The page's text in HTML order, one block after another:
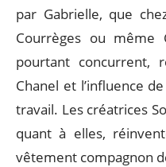
par Gabrielle, que
Courrèges ou même
pourtant concurrent,
Chanel et l’influence
travail. Les créatrices
quant à elles,
vêtement compagnon